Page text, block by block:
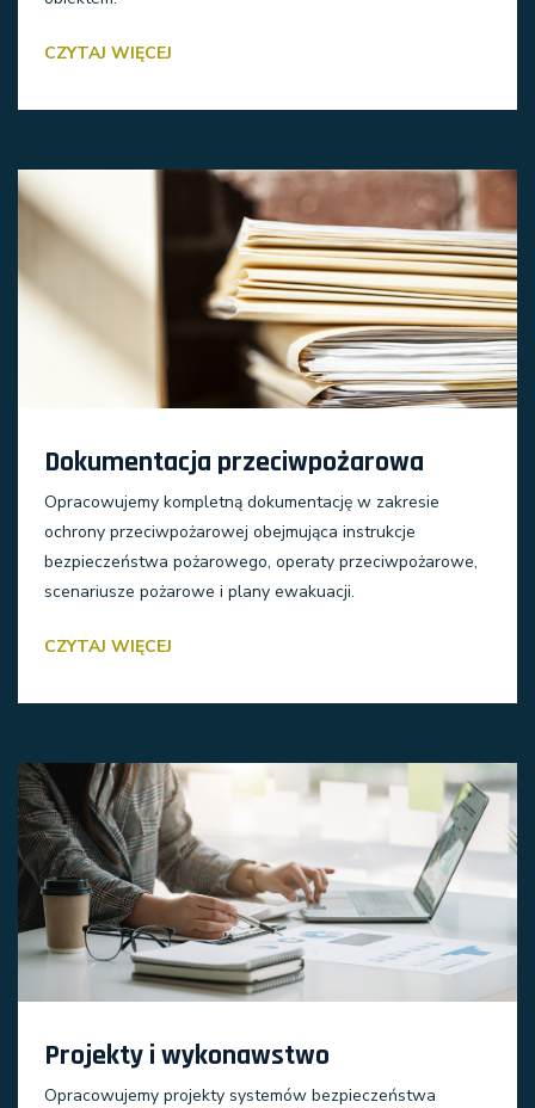
CZYTAJ WIĘCEJ
Dokumentacja przeciwpożarowa
Opracowujemy kompletną dokumentację w zakresie
ochrony przeciwpożarowej obejmująca instrukcje
bezpieczeństwa pożarowego, operaty przeciwpożarowe,
scenariusze pożarowe i plany ewakuacji.
CZYTAJ WIĘCEJ
Projekty i wykonawstwo
Opracowujemy projekty systemów bezpieczeństwa